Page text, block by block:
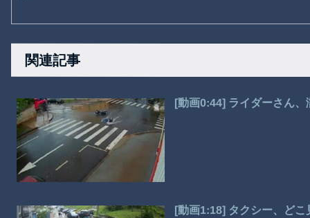
関連記事
[動画0:44] ライダーさん
[動画1:18] タクシー、どこ